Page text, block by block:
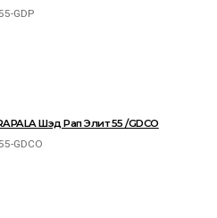
GDP
Шэд Рап Элит 55 /GDCO
GDCO